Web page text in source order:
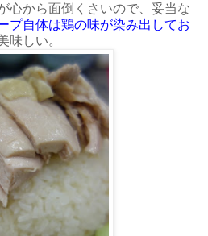
心から面倒くさいので、妥当な
プ自体は鶏の味が染み出してお
味しい。